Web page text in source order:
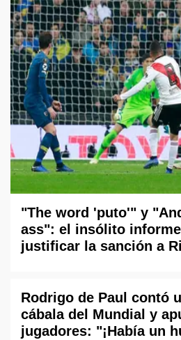
"The word 'puto'" y
ass": el insólito informe
justificar la sanción a
Rodrigo de Paul contó
cábala del Mundial y
jugadores: "¡Había un